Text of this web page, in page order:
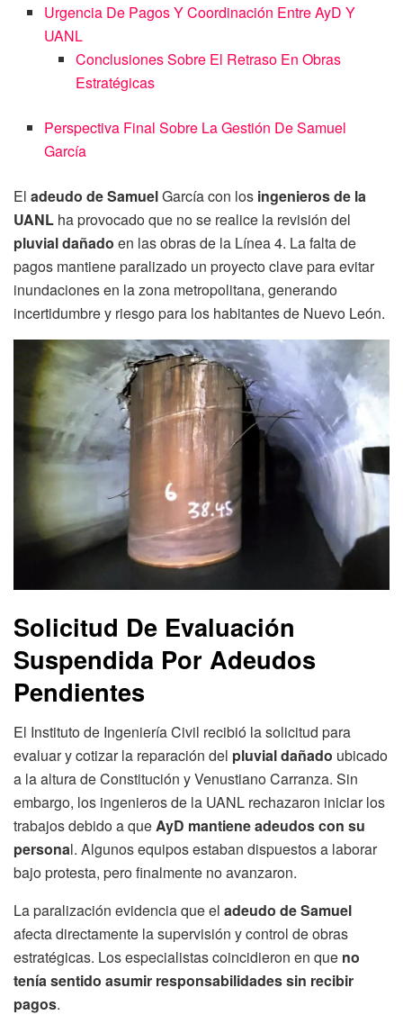
Urgencia De Pagos Y Coordinación Entre AyD Y
UANL
Conclusiones Sobre El Retraso En Obras
Estratégicas
Perspectiva Final Sobre La Gestión De Samuel
García
El adeudo de SamuelGarcía con los ingenieros de la
UANL ha provocado que no se realice la revisión del
pluvial dañado en las obras de la Línea 4. La falta de
pagos mantiene paralizado un proyecto clave para evitar
inundaciones en la zona metropolitana, generando
incertidumbre y riesgo para los habitantes de Nuevo León.
Solicitud De Evaluación
Suspendida Por Adeudos
Pendientes
El Instituto de Ingeniería Civil recibió la solicitud para
evaluar y cotizar la reparación del pluvial dañado ubicado
a la altura de Constitución y Venustiano Carranza. Sin
embargo, los ingenieros de la UANL rechazaron iniciar los
trabajos debido a queAyD mantiene adeudos con su
personal. Algunos equipos estaban dispuestos a laborar
bajo protesta, pero finalmente no avanzaron.
La paralización evidencia que el adeudo de Samuel
afecta directamente la supervisión y control de obras
estratégicas. Los especialistas coincidieron en que no
tenía sentido asumir responsabilidades sin recibir
pagos.